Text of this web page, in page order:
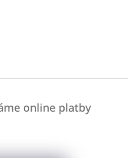
online platby